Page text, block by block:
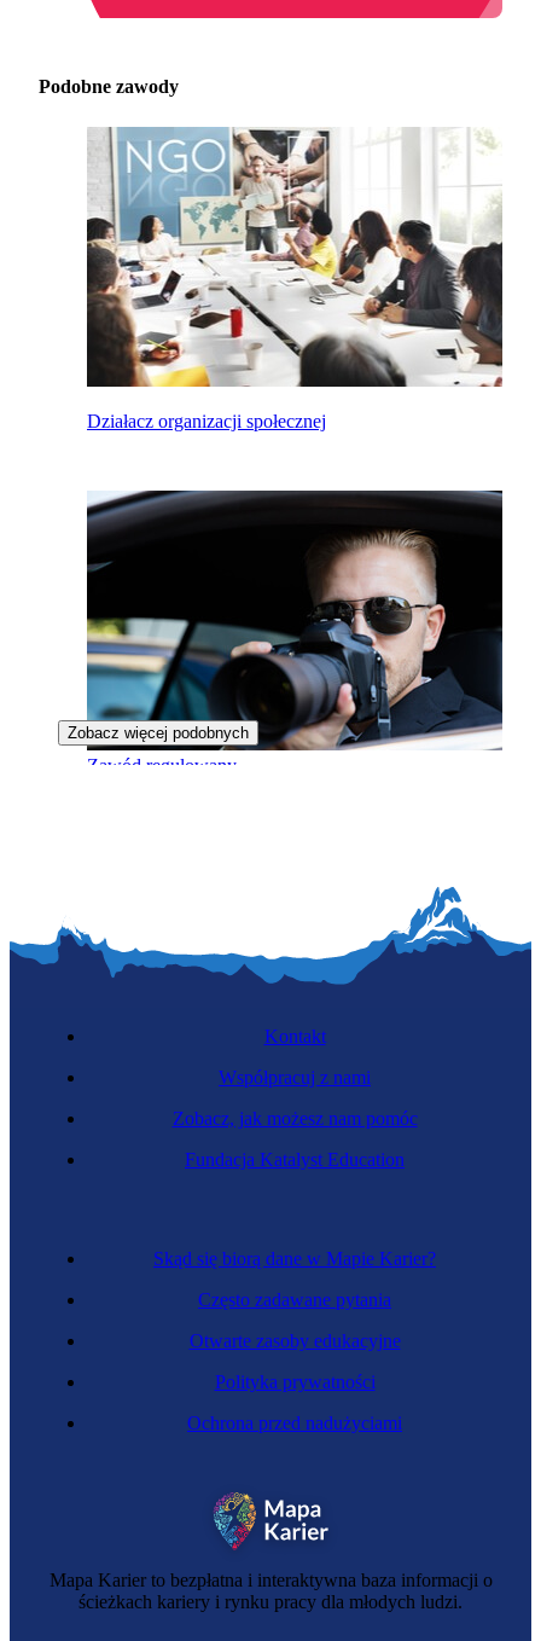
Podobne zawody
Działacz organizacji społecznej
Zawód regulowany
Specjalista importu i eksportu
Agent ubezpieczeniowy
Zobacz więcej podobnych
Mapa Karier to bezpłatna i interaktywna baza informacji o
ścieżkach kariery i rynku pracy dla młodych ludzi.
Skąd się biorą dane w Mapie Karier?
Często zadawane pytania
Otwarte zasoby edukacyjne
Polityka prywatności
Ochrona przed nadużyciami
Kontakt
Współpracuj z nami
Zobacz, jak możesz nam pomóc
Fundacja Katalyst Education